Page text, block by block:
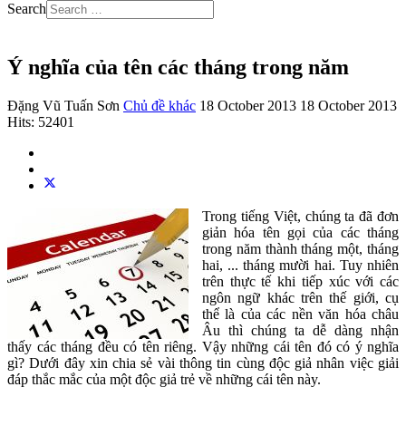
Search
Ý nghĩa của tên các tháng trong năm
Đặng Vũ Tuấn Sơn Chủ đề khác 18 October 2013 18 October 2013
Hits: 52401
Trong tiếng Việt, chúng ta đã đơn
giản hóa tên gọi của các tháng
trong năm thành tháng một, tháng
hai, ... tháng mười hai. Tuy nhiên
trên thực tế khi tiếp xúc với các
ngôn ngữ khác trên thế giới, cụ
thể là của các nền văn hóa châu
Âu thì chúng ta dễ dàng nhận
thấy các tháng đều có tên riêng. Vậy những cái tên đó có ý nghĩa
gì? Dưới đây xin chia sẻ vài thông tin cùng độc giả nhân việc giải
đáp thắc mắc của một độc giả trẻ về những cái tên này.